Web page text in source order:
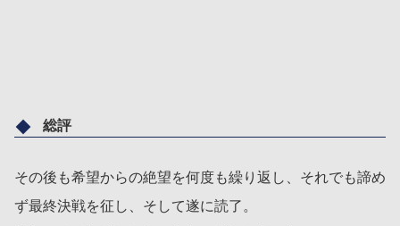
総評
その後も希望からの絶望を何度も繰り返し、それでも諦め
ず最終決戦を征し、そして遂に読了。